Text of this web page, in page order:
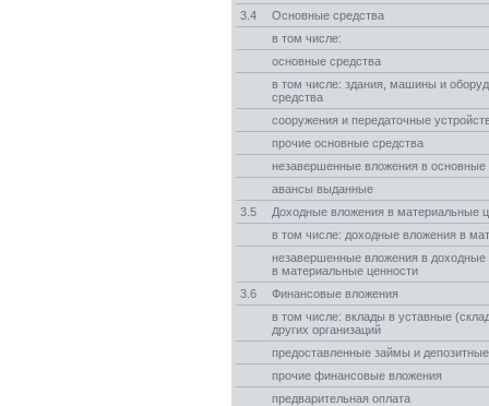
3.4
Основные средства
в том числе:
основные средства
в том числе: здания, машины и
средства
сооружения и передаточные
прочие основные средства
незавершенные вложения в основные
авансы выданные
3.5
Доходные вложения в материальные
в том числе: доходные вложения в
незавершенные вложения в доходные
в материальные ценности
3.6
Финансовые вложения
в том числе: вклады в уставные
других организаций
предоставленные займы и
прочие финансовые вложения
предварительная оплата